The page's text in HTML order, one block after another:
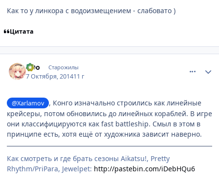
Как то у линкора с водоизмещением - слабовато )
Цитата
оОо Старожилы
7 Октября, 201411 г
@Xarlamov
, Конго изначально строились как линейные
крейсеры, потом обновились до линейных кораблей. В игре
они классифицируются как fast battleship. Смыл в этом в
принципе есть, хотя ещё от художника зависит наверно.
Как смотреть и где брать сезоны Aikatsu!, Pretty
Rhythm/PriPara, Jewelpet: http://pastebin.com/iDebHQu6